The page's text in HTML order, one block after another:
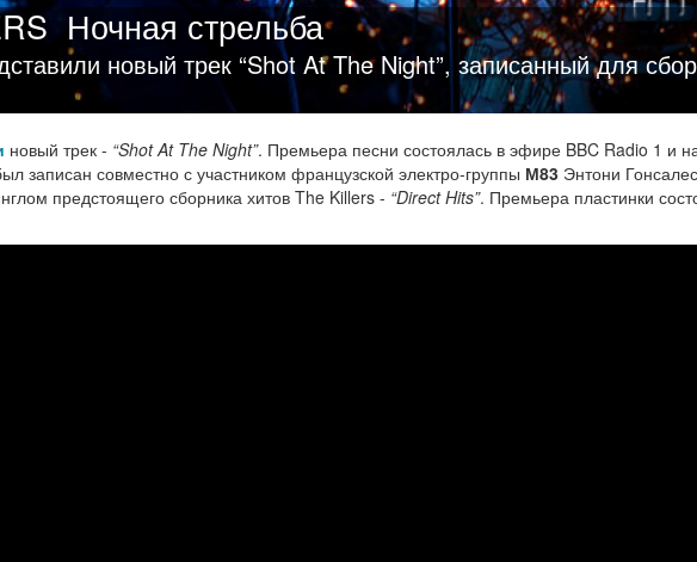
Ночная стрельба
новый трек “Shot At The Night”, записанный для
новый трек - “Shot At The Night”. Премьера песни состоялась в эфире BBC Radio 1 и
записан совместно с участником французской электро-группы М83 Энтони
предстоящего сборника хитов The Killers - “Direct Hits”. Премьера пластинки